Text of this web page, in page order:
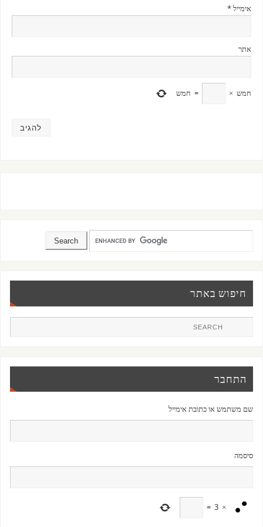
אימייל*
אתר
חמש ×
= חמש
חיפוש באתר
התחבר
שם משתמש או כתובת אימייל
סיסמה
×
3
=